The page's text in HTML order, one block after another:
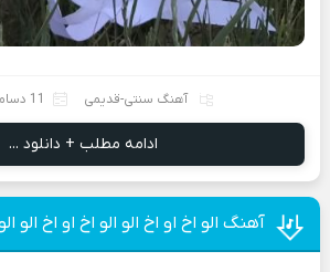
آهنگ سنتی-قدیمی 11 دسامبر 2023
ادامه مطلب + دانلود ...
آهنگ الو اخ او اخ الو الو اخ او اخ الو